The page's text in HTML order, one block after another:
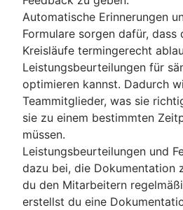
Automatische Erinnerungen
Formulare sorgen dafür, dass
Kreisläufe termingerecht
Leistungsbeurteilungen für
optimieren kannst. Dadurch
Teammitglieder, was sie
sie zu einem bestimmten
müssen.
Leistungsbeurteilungen und
dazu bei, die Dokumentation
du den Mitarbeitern
erstellst du eine